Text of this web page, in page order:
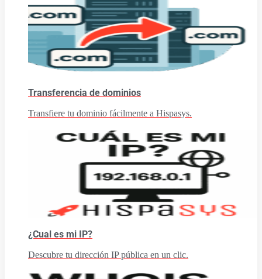
Transferencia de dominios
Transfiere tu dominio fácilmente a Hispasys.
¿Cual es mi IP?
Descubre tu dirección IP pública en un clic.